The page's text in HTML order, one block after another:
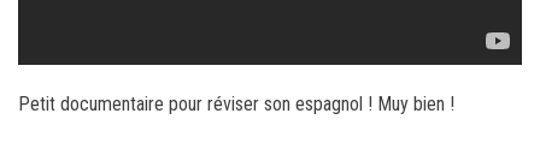
Petit documentaire pour réviser son espagnol ! Muy bien !